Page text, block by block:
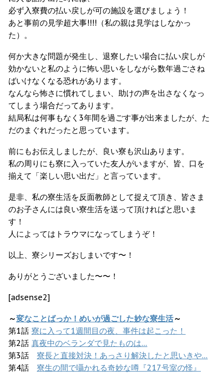
必ず入寮費の払い戻しが可の施設を選びましょう！
あと事前の見学超大事!!!!（私の親は見学はしなかっ
た）。
何か大きな問題が発生し、退寮したい場合に払い戻しが
効かないと私のように怖い思いをしながら数年過ごさね
ばいけなくなる恐れがあります。
なんなら怖さに慣れてしまい、助けの声を出さなくなっ
てしまう場合だってあります。
結局私は何事もなく3年間を過ごす事が出来ましたが、た
だのまぐれだったと思っています。
前にもお伝えしましたが、良い寮も沢山あります。
私の周りにも寮に入っていた友人がいますが、皆、口を
揃えて「楽しい思い出だ」と言っています。
是非、私の寮生活を反面教師として捉えて頂き、皆さま
のお子さんには良い寮生活を送って頂ければと思いま
す！
人によってはトラウマになってしまうぞ！
以上、寮シリーズおしまいです〜！
ありがとうございました〜〜！
[adsense2]
～変なことばっか！めいが過ごした妙な寮生活～
第1話 寮に入って1週間目の夜、事件は起こった！
第2話 真夜中のベランダで見たものは…
第3話 寮長と直接対決！あっさり解決したと思いきや…
第4話 寮生の間で囁かれる奇妙な噂『217号室の怪』